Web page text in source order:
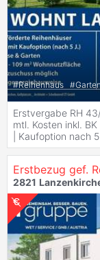
#Reihenhaus #
Erstvergabe RH
mtl. Kosten inkl.
| Kaufoption nach
Erstbezug gef.
2821